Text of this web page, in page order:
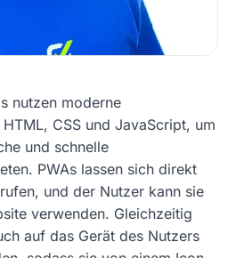
nutzen moderne
CSS und JavaScript, um
und schnelle
PWAs lassen sich direkt
und der Nutzer kann sie
verwenden. Gleichzeitig
auf das Gerät des Nutzers